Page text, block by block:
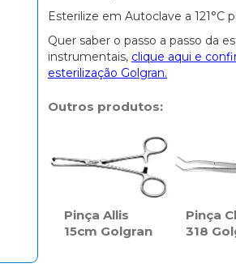
Esterilize em Autoclave a 121°C
Quer saber o passo a passo da
instrumentais, clique aqui e
esterilização Golgran.
Outros produtos:
Pinça Allis
15cm Golgran
Pinça
318